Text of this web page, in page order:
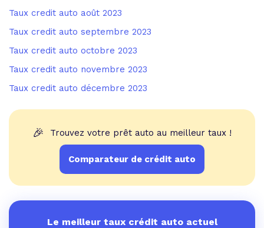
Taux credit auto août 2023
Taux credit auto septembre 2023
Taux credit auto octobre 2023
Taux credit auto novembre 2023
Taux credit auto décembre 2023
🎉 Trouvez votre prêt auto au meilleur taux !
Comparateur de crédit auto
Le meilleur taux crédit auto actuel